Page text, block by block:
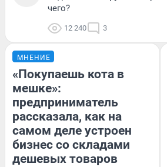
чего?
12 240 3
МНЕНИЕ
«Покупаешь кота в
мешке»:
предприниматель
рассказала, как на
самом деле устроен
бизнес со складами
дешевых товаров